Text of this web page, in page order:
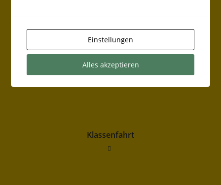
Markt Bibart
Auszeichung als Umweltschule
Klassenfahrt
Einstellungen
Alles akzeptieren